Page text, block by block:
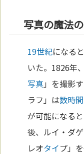
写真の魔法
19世紀になる
いた。1826年
写真」を撮影
ラフ」は数時間
が可能になる
後、ルイ・ダ
レオタイプ」